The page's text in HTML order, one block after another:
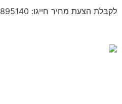
לקבלת הצעת מחיר חייגו: 050-8895140